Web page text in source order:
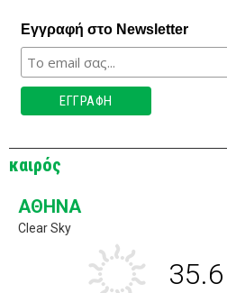
Εγγραφή στο Newsletter
καιρός
ΑΘΉΝΑ
Clear Sky
35.6